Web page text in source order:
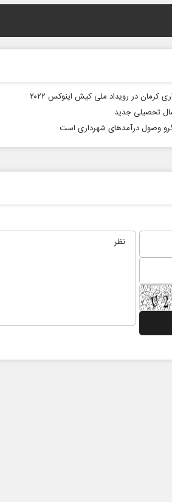
در رویداد ملی کیش اینوکس ۲۰۲۲
تحصیلی جدید
وصول درآمدهای شهرداری است
از باتلاق انرژی تا بن‌بست ترامپ
سخنگوی کمیسیون انرژی مجلس